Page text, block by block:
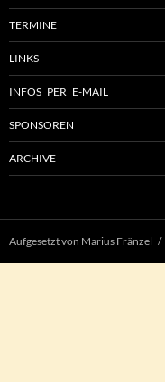
TERMINE
LINKS
INFOS PER E-MAIL
SPONSOREN
ARCHIVE
Aufgesetzt von Marius Fränzel